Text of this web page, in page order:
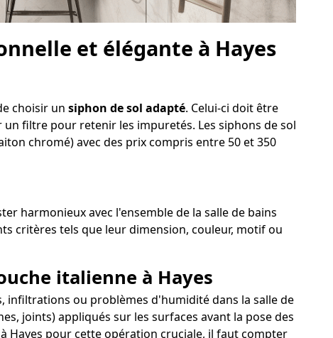
et élégante à Hayes
choisir un siphon de sol adapté. Celui-ci doit être
filtre pour retenir les impuretés. Les siphons de sol
chromé) avec des prix compris entre 50 et 350
harmonieux avec l'ensemble de la salle de bains
critères tels que leur dimension, couleur, motif ou
italienne à Hayes
infiltrations ou problèmes d'humidité dans la salle de
joints) appliqués sur les surfaces avant la pose des
Hayes pour cette opération cruciale, il faut compter